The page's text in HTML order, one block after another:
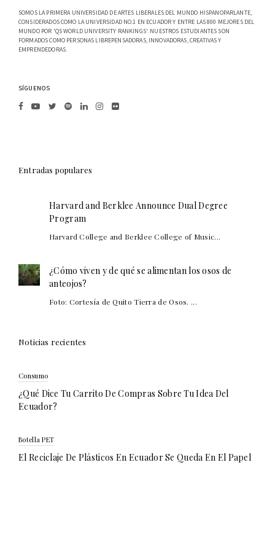
SOMOS LA PRIMERA UNIVERSIDAD DE ARTES LIBERALES DEL MUNDO HISPANOPARLANTE,
CONSIDERADOS COMO LA UNIVERSIDAD NO.1 EN ECUADOR Y ENTRE LAS 800 MEJORES DEL
MUNDO POR 'QS WORLD UNIVERSITY RANKINGS'. NUESTROS ESTUDIANTES SON
FORMADOS COMO PERSONAS LIBREPENSADORAS, INNOVADORAS, CREATIVAS Y
EMPRENDEDORAS.
SÍGUENOS
Entradas populares
Harvard and Berklee Announce Dual Degree
Program
Harvard College and Berklee College of Music...
¿Cómo viven y de qué se alimentan los osos de
anteojos?
Foto: Cortesía de Quito Tierra de Osos. ...
Noticias recientes
Consumo
¿Qué Dice Tu Carrito De Compras Sobre Tu Idea Del
Ecuador?
Botella PET
El Reciclaje De Plásticos En Ecuador Se Queda En El Papel